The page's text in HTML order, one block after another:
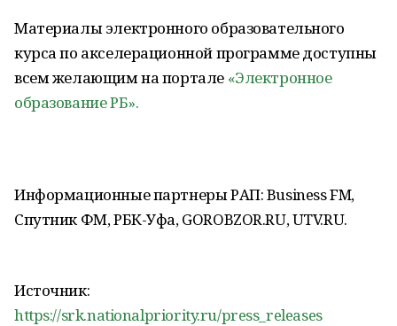
Материалы электронного образовательного
курса по акселерационной программе доступны
всем желающим на портале «Электронное
образование РБ».
Информационные партнеры РАП: Business FM,
Спутник ФМ, РБК-Уфа, GOROBZOR.RU, UTV.RU.
Источник:
https://srk.nationalpriority.ru/press_releases